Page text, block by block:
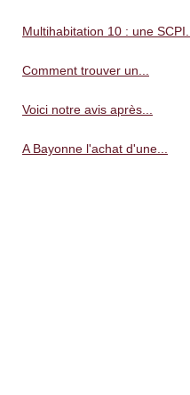
Multihabitation 10 : une SCPI...
Comment trouver un...
Voici notre avis après...
A Bayonne l'achat d'une...